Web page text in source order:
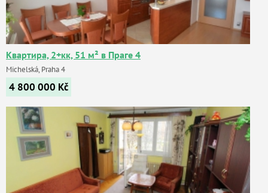
Квартира, 2+кк, 51 м² в Праге 4
Michelská, Praha 4
4 800 000 Kč